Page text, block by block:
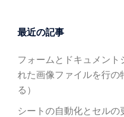
最近の記事
フォームとドキュメント
れた画像ファイルを行
る）
シートの自動化とセルの